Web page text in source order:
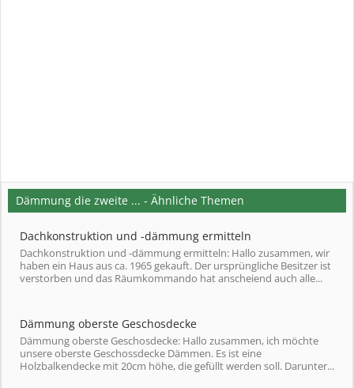
Dämmung die zweite ... - Ähnliche Themen
Dachkonstruktion und -dämmung ermitteln
Dachkonstruktion und -dämmung ermitteln: Hallo zusammen, wir
haben ein Haus aus ca. 1965 gekauft. Der ursprüngliche Besitzer ist
verstorben und das Räumkommando hat anscheiend auch alle...
Dämmung oberste Geschosdecke
Dämmung oberste Geschosdecke: Hallo zusammen, ich möchte
unsere oberste Geschossdecke Dämmen. Es ist eine
Holzbalkendecke mit 20cm höhe, die gefüllt werden soll. Darunter...